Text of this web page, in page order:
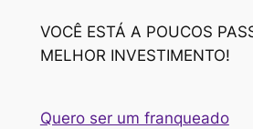
VOCÊ ESTÁ A POUCOS
MELHOR INVESTIMENTO!
Quero ser um franqueado